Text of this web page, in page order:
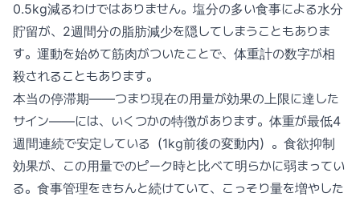
0.5kg減るわけではありません。塩分の多い食事による水分
貯留が、2週間分の脂肪減少を隠してしまうこともありま
す。運動を始めて筋肉がついたことで、体重計の数字が相
殺されることもあります。
本当の停滞期——つまり現在の用量が効果の上限に達した
サイン——には、いくつかの特徴があります。体重が最低4
週間連続で安定している（1kg前後の変動内）。食欲抑制
効果が、この用量でのピーク時と比べて明らかに弱まってい
る。食事管理をきちんと続けていて、こっそり量を増やした